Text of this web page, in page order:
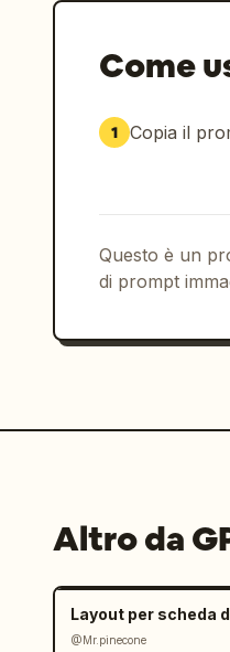
Come
1 Copia il
Questo è un
di prompt
Altro da
Layout per scheda
@Mr.pinecone